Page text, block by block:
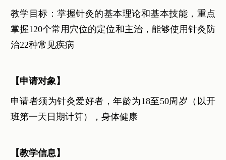
教学目标：掌握针灸的基本理论和基本技能，重点
掌握120个常用穴位的定位和主治，能够使用针灸防
治22种常见疾病
【申请对象】
申请者须为针灸爱好者，年龄为18至50周岁（以开
班第一天日期计算），身体健康
【教学信息】